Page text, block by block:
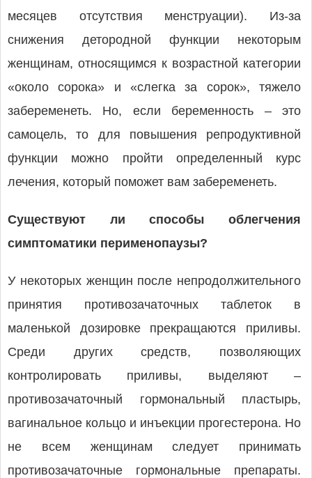
месяцев отсутствия менструации). Из-за
снижения детородной функции некоторым
женщинам, относящимся к возрастной категории
«около сорока» и «слегка за сорок», тяжело
забеременеть. Но, если беременность – это
самоцель, то для повышения репродуктивной
функции можно пройти определенный курс
лечения, который поможет вам забеременеть.
Существуют ли способы облегчения
симптоматики перименопаузы?
У некоторых женщин после непродолжительного
принятия противозачаточных таблеток в
маленькой дозировке прекращаются приливы.
Среди других средств, позволяющих
контролировать приливы, выделяют –
противозачаточный гормональный пластырь,
вагинальное кольцо и инъекции прогестерона. Но
не всем женщинам следует принимать
противозачаточные гормональные препараты.